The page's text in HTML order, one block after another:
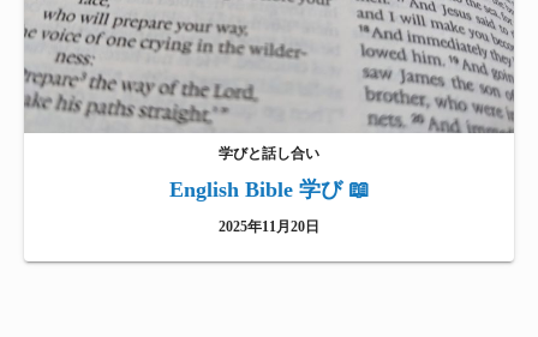
学びと話し合い
English Bible 学び 📖
2025年11月20日